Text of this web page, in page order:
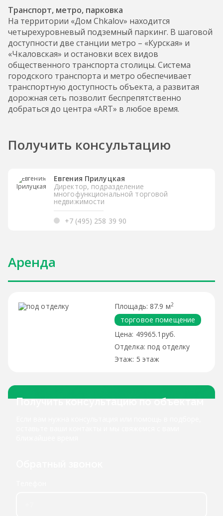
Транспорт, метро, парковка
На территории «Дом Chkalov» находится
четырехуровневый подземный паркинг. В шаговой
доступности две станции метро – «Курская» и
«Чкаловская» и остановки всех видов
общественного транспорта столицы. Система
городского транспорта и метро обеспечивает
транспортную доступность объекта, а развитая
дорожная сеть позволит беспрепятственно
добраться до центра «ART» в любое время.
Получить консультацию
Евгения Прилуцкая
Директор, подразделение
многофункциональной торговой
недвижимости
+7 (495) 258 39 90
Аренда
87.9 м2
торговое помещение
49965.1руб.
под отделку
5 этаж
Получить консультацию по объектам